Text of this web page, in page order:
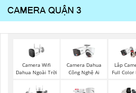
Camera Wifi
Dahua Ngoài Trời
Camera Dahua
Công Nghệ Ai
Lắp
Full Color